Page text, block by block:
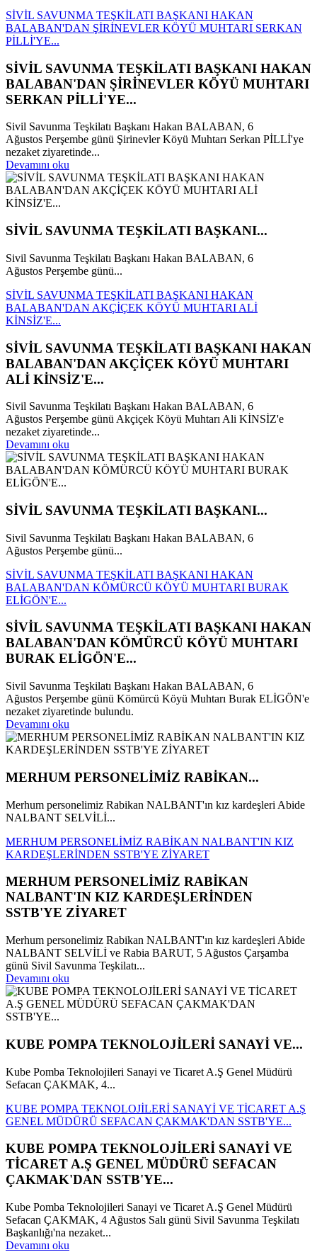
SİVİL SAVUNMA TEŞKİLATI BAŞKANI HAKAN
BALABAN'DAN ŞİRİNEVLER KÖYÜ MUHTARI SERKAN
PİLLİ'YE...
SİVİL SAVUNMA TEŞKİLATI BAŞKANI HAKAN
BALABAN'DAN ŞİRİNEVLER KÖYÜ MUHTARI
SERKAN PİLLİ'YE...
Sivil Savunma Teşkilatı Başkanı Hakan BALABAN, 6
Ağustos Perşembe günü Şirinevler Köyü Muhtarı Serkan PİLLİ'ye
nezaket ziyaretinde...
Devamını oku
SİVİL SAVUNMA TEŞKİLATI BAŞKANI...
Sivil Savunma Teşkilatı Başkanı Hakan BALABAN, 6
Ağustos Perşembe günü...
SİVİL SAVUNMA TEŞKİLATI BAŞKANI HAKAN
BALABAN'DAN AKÇİÇEK KÖYÜ MUHTARI ALİ
KİNSİZ'E...
SİVİL SAVUNMA TEŞKİLATI BAŞKANI HAKAN
BALABAN'DAN AKÇİÇEK KÖYÜ MUHTARI
ALİ KİNSİZ'E...
Sivil Savunma Teşkilatı Başkanı Hakan BALABAN, 6
Ağustos Perşembe günü Akçiçek Köyü Muhtarı Ali KİNSİZ'e
nezaket ziyaretinde...
Devamını oku
SİVİL SAVUNMA TEŞKİLATI BAŞKANI...
Sivil Savunma Teşkilatı Başkanı Hakan BALABAN, 6
Ağustos Perşembe günü...
SİVİL SAVUNMA TEŞKİLATI BAŞKANI HAKAN
BALABAN'DAN KÖMÜRCÜ KÖYÜ MUHTARI BURAK
ELİGÖN'E...
SİVİL SAVUNMA TEŞKİLATI BAŞKANI HAKAN
BALABAN'DAN KÖMÜRCÜ KÖYÜ MUHTARI
BURAK ELİGÖN'E...
Sivil Savunma Teşkilatı Başkanı Hakan BALABAN, 6
Ağustos Perşembe günü Kömürcü Köyü Muhtarı Burak ELİGÖN'e
nezaket ziyaretinde bulundu.
Devamını oku
MERHUM PERSONELİMİZ RABİKAN...
Merhum personelimiz Rabikan NALBANT'ın kız kardeşleri Abide
NALBANT SELVİLİ...
MERHUM PERSONELİMİZ RABİKAN NALBANT'IN KIZ
KARDEŞLERİNDEN SSTB'YE ZİYARET
MERHUM PERSONELİMİZ RABİKAN
NALBANT'IN KIZ KARDEŞLERİNDEN
SSTB'YE ZİYARET
Merhum personelimiz Rabikan NALBANT'ın kız kardeşleri Abide
NALBANT SELVİLİ ve Rabia BARUT, 5 Ağustos Çarşamba
günü Sivil Savunma Teşkilatı...
Devamını oku
KUBE POMPA TEKNOLOJİLERİ SANAYİ VE...
Kube Pomba Teknolojileri Sanayi ve Ticaret A.Ş Genel Müdürü
Sefacan ÇAKMAK, 4...
KUBE POMPA TEKNOLOJİLERİ SANAYİ VE TİCARET A.Ş
GENEL MÜDÜRÜ SEFACAN ÇAKMAK'DAN SSTB'YE...
KUBE POMPA TEKNOLOJİLERİ SANAYİ VE
TİCARET A.Ş GENEL MÜDÜRÜ SEFACAN
ÇAKMAK'DAN SSTB'YE...
Kube Pomba Teknolojileri Sanayi ve Ticaret A.Ş Genel Müdürü
Sefacan ÇAKMAK, 4 Ağustos Salı günü Sivil Savunma Teşkilatı
Başkanlığı'na nezaket...
Devamını oku